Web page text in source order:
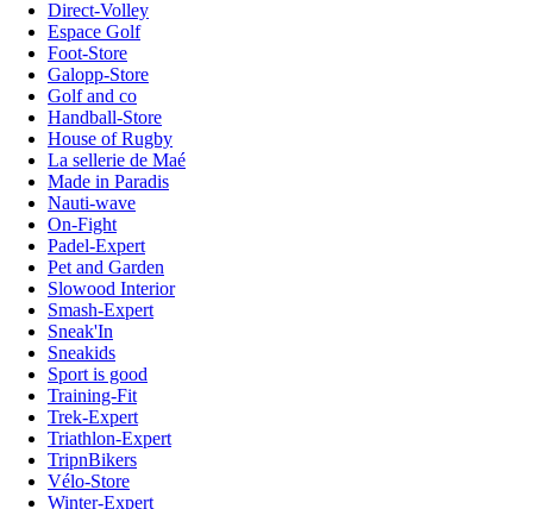
Direct-Volley
Espace Golf
Foot-Store
Galopp-Store
Golf and co
Handball-Store
House of Rugby
La sellerie de Maé
Made in Paradis
Nauti-wave
On-Fight
Padel-Expert
Pet and Garden
Slowood Interior
Smash-Expert
Sneak'In
Sneakids
Sport is good
Training-Fit
Trek-Expert
Triathlon-Expert
TripnBikers
Vélo-Store
Winter-Expert